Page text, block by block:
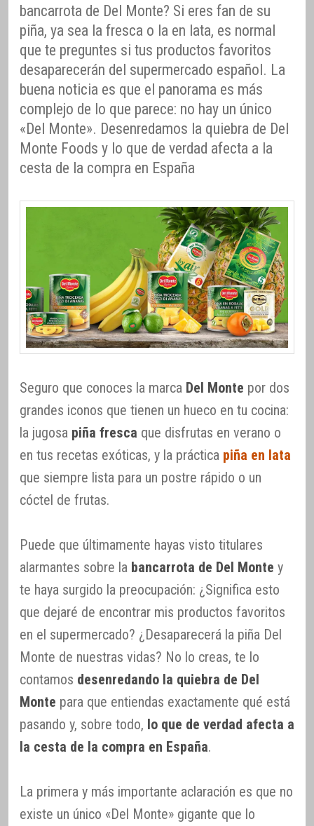
bancarrota de Del Monte? Si eres fan de su
piña, ya sea la fresca o la en lata, es normal
que te preguntes si tus productos favoritos
desaparecerán del supermercado español. La
buena noticia es que el panorama es más
complejo de lo que parece: no hay un único
«Del Monte». Desenredamos la quiebra de Del
Monte Foods y lo que de verdad afecta a la
cesta de la compra en España
Seguro que conoces la marca Del Monte por dos
grandes iconos que tienen un hueco en tu cocina:
la jugosa piña fresca que disfrutas en verano o
en tus recetas exóticas, y la práctica piña en lata
que siempre lista para un postre rápido o un
cóctel de frutas.
Puede que últimamente hayas visto titulares
alarmantes sobre la bancarrota de Del Monte y
te haya surgido la preocupación: ¿Significa esto
que dejaré de encontrar mis productos favoritos
en el supermercado? ¿Desaparecerá la piña Del
Monte de nuestras vidas? No lo creas, te lo
contamos desenredando la quiebra de Del
Monte para que entiendas exactamente qué está
pasando y, sobre todo, lo que de verdad afecta a
la cesta de la compra en España.
La primera y más importante aclaración es que no
existe un único «Del Monte» gigante que lo